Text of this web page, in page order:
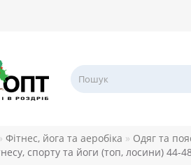
Фітнес, йога та аеробіка Одяг та
спорту та йоги (топ, лосини) 44-